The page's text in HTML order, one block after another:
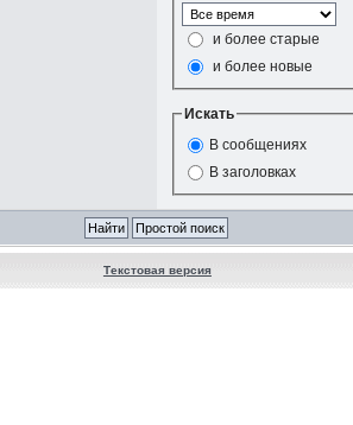
и более старые
и более новые
Искать
В сообщениях
В заголовках
Текстовая версия